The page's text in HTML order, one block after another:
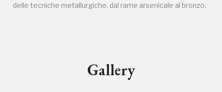
delle tecniche metallurgiche, dal rame arsenicale al bronzo.
Gallery
I Luoghi del Cuore